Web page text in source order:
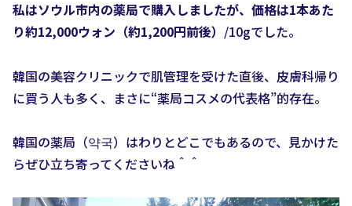
私はソウル市内の薬局で購入しましたが、価格は1本あた
り約12,000ウォン（約1,200円前後） /10gでした。
韓国の美容クリニックで肌管理を受けた直後、皮膚科帰り
に買う人も多く、まさに“薬局コスメの代表格”的存在。
韓国の薬局（약국）はわりとどこでもあるので、見かけた
らぜひ立ち寄ってくださいね＾＾